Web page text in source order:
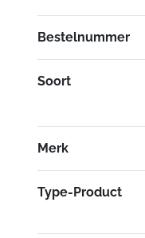
Bestelnummer
Soort
Merk
Type-Product